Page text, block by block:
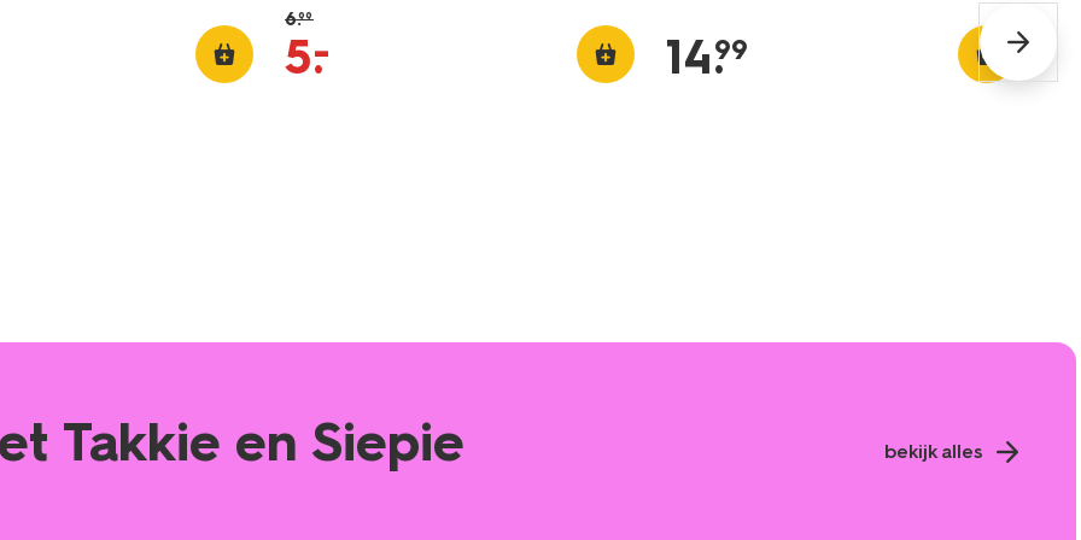
6.99
5.
– 14.
99
Takkie en Siepie bekijk alles